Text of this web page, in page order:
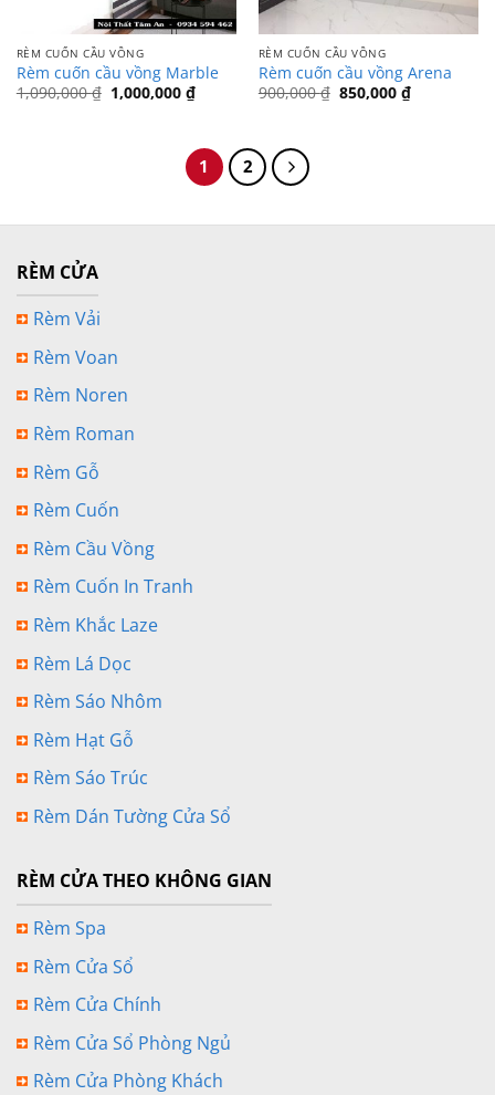
RÈM CUỐN CẦU VỒNG
Rèm cuốn cầu vồng Marble
1,090,000₫ Giá
gốc
1,000,000 ₫Giá
hiện
1,000,000 ₫.
RÈM CUỐN CẦU VỒNG
Rèm cuốn cầu vồng Arena
900,000₫ Giá
850,000 ₫Giá
hiện
1 2
RÈM CỬA
Rèm Vải
Rèm Voan
Rèm Noren
Rèm Roman
Rèm Gỗ
Rèm Cuốn
Rèm Cầu Vồng
Rèm Cuốn In Tranh
Rèm Khắc Laze
Rèm Lá Dọc
Rèm Sáo Nhôm
Rèm Hạt Gỗ
Rèm Sáo Trúc
Rèm Dán Tường Cửa Sổ
RÈM CỬA THEO KHÔNG GIAN
Rèm Spa
Rèm Cửa Sổ
Rèm Cửa Chính
Rèm Cửa Sổ Phòng Ngủ
Rèm Cửa Phòng Khách